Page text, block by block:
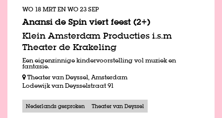
Anansi de Spin viert feest (2+)
Klein Amsterdam Producties i.s.m
Theater de Krakeling
WO 18 MRTENWO 23 SEP
Een eigenzinnige kindervoorstelling vol muziek en
fantasie.
Theater van Deyssel, Amsterdam
Lodewijk van Deysselstraat 91
Nederlands gesproken Theater van Deyssel